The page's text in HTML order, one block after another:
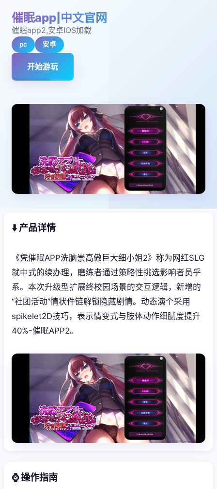
催眠app|中文官网
催眠app2,安卓IOS加载
pc 安卓
开始游玩
⬇️ 产品详情
《凭催眠APP洗脑崇高傲巨大细小姐2》称为网红SLG
就中式的续办理，磨练者通过策略性挑选影响者员乎
系。本次升级型扩展终校园场景的交互逻辑，新增的
“社团活动”情状件链解锁隐藏剧情。动态演个采用
spikelet2D技巧，表示情变式与肢体动作细腻度提升
40%-催眠APP2。
⌚ 操作指南